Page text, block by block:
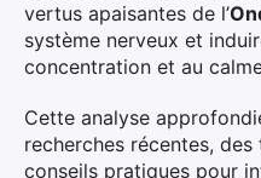
vertus apaisantes de l’
système nerveux et
concentration et au
Cette analyse
recherches récentes,
conseils pratiques pour